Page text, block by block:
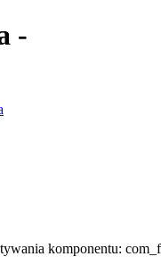
-
komponentu: